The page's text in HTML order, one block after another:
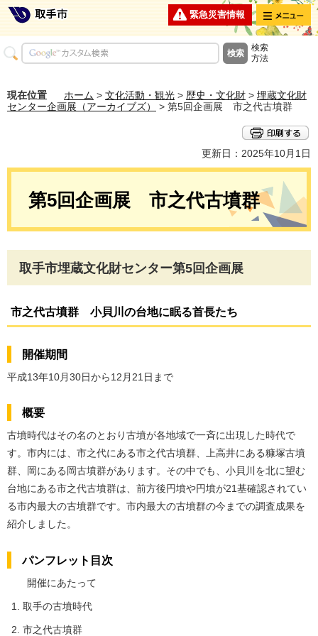
緊急災害情報 メニュー
検索
方法
現在位置 ホーム > 文化活動・観光 > 歴史・文化財 > 埋蔵文化財
センター企画展（アーカイブズ）
> 第5回企画展 市之代古墳群
更新日：2025年10月1日
第5回企画展 市之代古墳群
取手市埋蔵文化財センター第5回企画展
市之代古墳群 小貝川の台地に眠る首長たち
開催期間
平成13年10月30日から12月21日まで
概要
古墳時代はその名のとおり古墳が各地域で一斉に出現した時代で
す。市内には、市之代にある市之代古墳群、上高井にある糠塚古墳
群、岡にある岡古墳群があります。その中でも、小貝川を北に望む
台地にある市之代古墳群は、前方後円墳や円墳が21基確認されてい
る市内最大の古墳群です。市内最大の古墳群の今までの調査成果を
紹介しました。
パンフレット目次
開催にあたって
取手の古墳時代
市之代古墳群